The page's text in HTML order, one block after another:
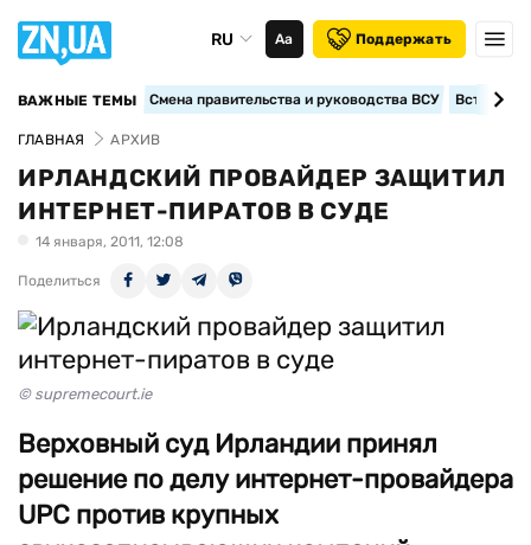
RU Аа Поддержать
ВАЖНЫЕ ТЕМЫ Смена правительства и руководства ВСУ
ГЛАВНАЯ АРХИВ
ИРЛАНДСКИЙ ПРОВАЙДЕР ЗАЩИТИЛ
ИНТЕРНЕТ-ПИРАТОВ В СУДЕ
14 января, 2011, 12:08
Поделиться
© supremecourt.ie
Верховный суд Ирландии принял
решение по делу интернет-провайдера
UPC против крупных